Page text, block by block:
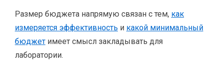
Размер бюджета напрямую связан с тем, как
измеряется эффективность и какой минимальный
бюджет имеет смысл закладывать для
лаборатории.